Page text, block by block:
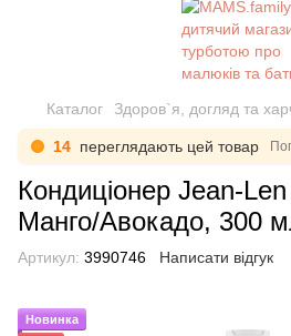
Каталог Здоров`я, догляд та
14 переглядають цей товар
Кондиціонер Jean-
Манго/Авокадо, 300
Артикул: 3990746 Написати відгук
Новинка